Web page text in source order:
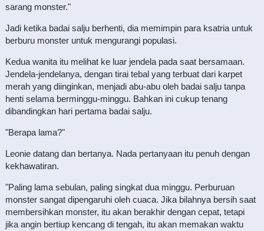
sarang monster."
Jadi ketika badai salju berhenti, dia memimpin para ksatria untuk
berburu monster untuk mengurangi populasi.
Kedua wanita itu melihat ke luar jendela pada saat bersamaan.
Jendela-jendelanya, dengan tirai tebal yang terbuat dari karpet
merah yang diinginkan, menjadi abu-abu oleh badai salju tanpa
henti selama berminggu-minggu. Bahkan ini cukup tenang
dibandingkan hari pertama badai salju.
"Berapa lama?"
Leonie datang dan bertanya. Nada pertanyaan itu penuh dengan
kekhawatiran.
"Paling lama sebulan, paling singkat dua minggu. Perburuan
monster sangat dipengaruhi oleh cuaca. Jika bilahnya bersih saat
membersihkan monster, itu akan berakhir dengan cepat, tetapi
jika angin bertiup kencang di tengah, itu akan memakan waktu